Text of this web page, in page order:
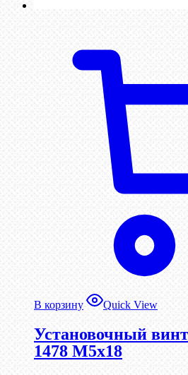
В корзину Quick View
Установочный
1478 М5х18